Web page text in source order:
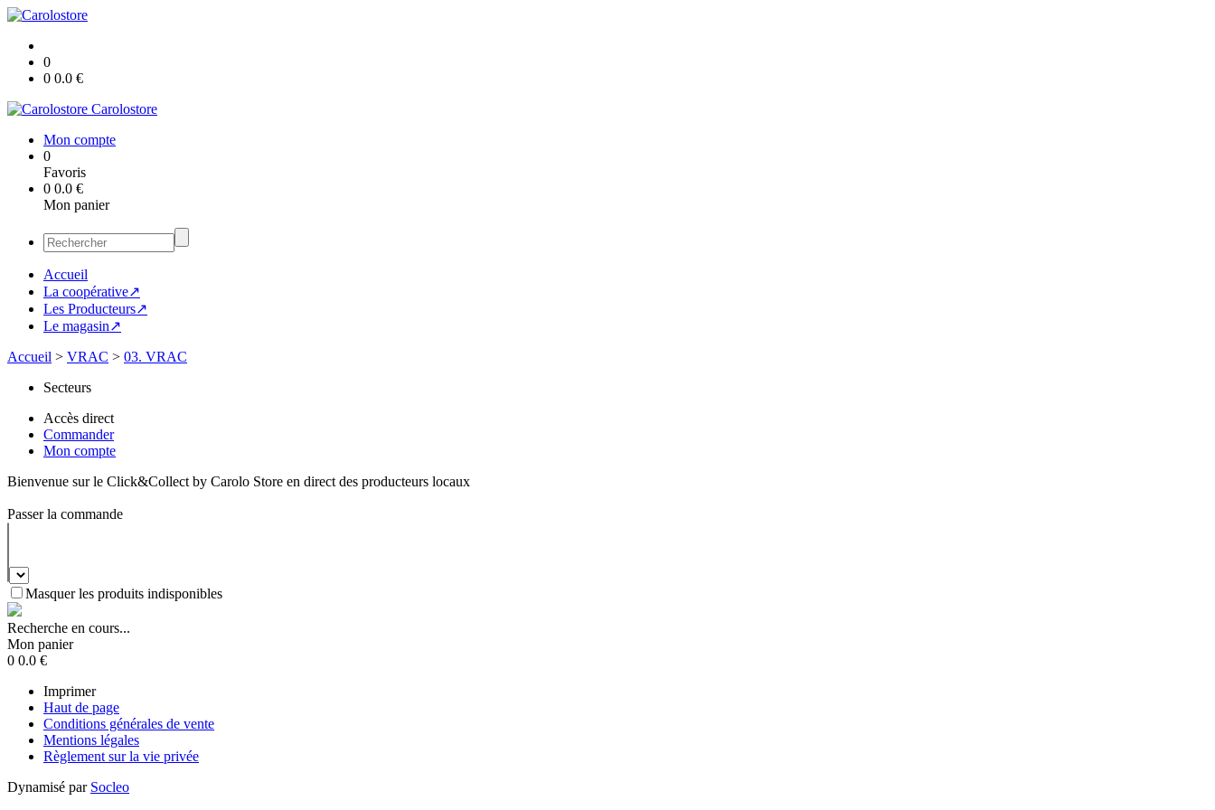
0
0 0.0 €
Carolostore
Mon compte
0
Favoris
0 0.0 €
Mon panier
Accueil
La coopérative↗
Les Producteurs↗
Le magasin↗
Accueil > VRAC > 03. VRAC
Secteurs
Accès direct
Commander
Mon compte
Bienvenue sur le Click&Collect by Carolo Store en direct des producteurs locaux
Passer la commande
Masquer les produits indisponibles
Recherche en cours...
Mon panier
0 0.0 €
Imprimer
Haut de page
Conditions générales de vente
Mentions légales
Règlement sur la vie privée
Dynamisé par Socleo